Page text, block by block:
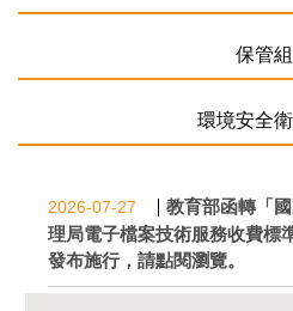
保管組
環境安全
2026-07-27
教育部函轉「
理局電子檔案技術服務收費標
發布施行，請點閱瀏覽。